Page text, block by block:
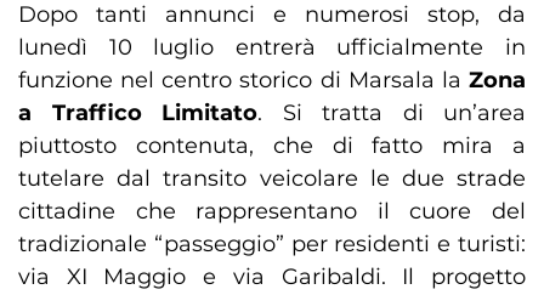
Dopo tanti annunci e numerosi stop, da
lunedì 10 luglio entrerà ufficialmente in
funzione nel centro storico di Marsala la Zona
a Traffico Limitato. Si tratta di un’area
piuttosto contenuta, che di fatto mira a
tutelare dal transito veicolare le due strade
cittadine che rappresentano il cuore del
tradizionale “passeggio” per residenti e turisti:
via XI Maggio e via Garibaldi. Il progetto